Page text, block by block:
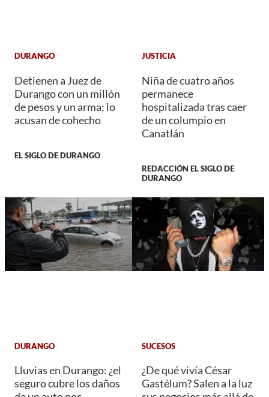
DURANGO
Detienen a Juez de
Durango con un millón
de pesos y un arma; lo
acusan de cohecho
EL SIGLO DE DURANGO
JUSTICIA
Niña de cuatro años
permanece
hospitalizada tras caer
de un columpio en
Canatlán
REDACCIÓN EL SIGLO DE
DURANGO
DURANGO
Lluvias en Durango: ¿el
seguro cubre los daños
SUCESOS
¿De qué vivía César
Gastélum? Salen a la luz